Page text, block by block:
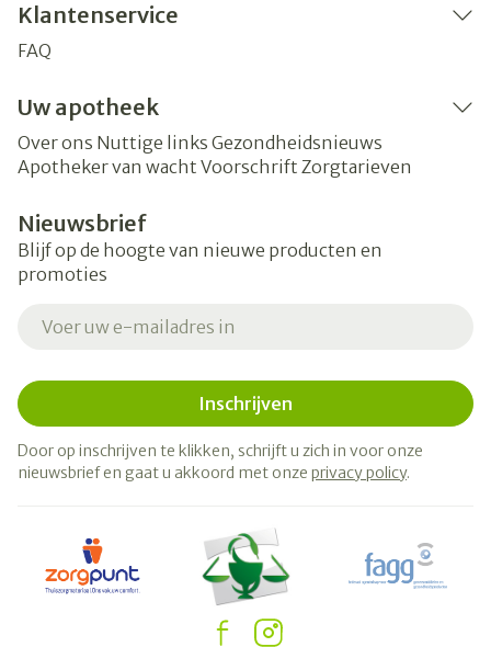
Klantenservice
FAQ
Uw apotheek
Over ons Nuttige links Gezondheidsnieuws
Apotheker van wacht Voorschrift Zorgtarieven
Nieuwsbrief
Blijf op de hoogte van nieuwe producten en
promoties
Inschrijven
Door op inschrijven te klikken, schrijft u zich in voor onze
nieuwsbrief en gaat u akkoord met onze privacy policy.